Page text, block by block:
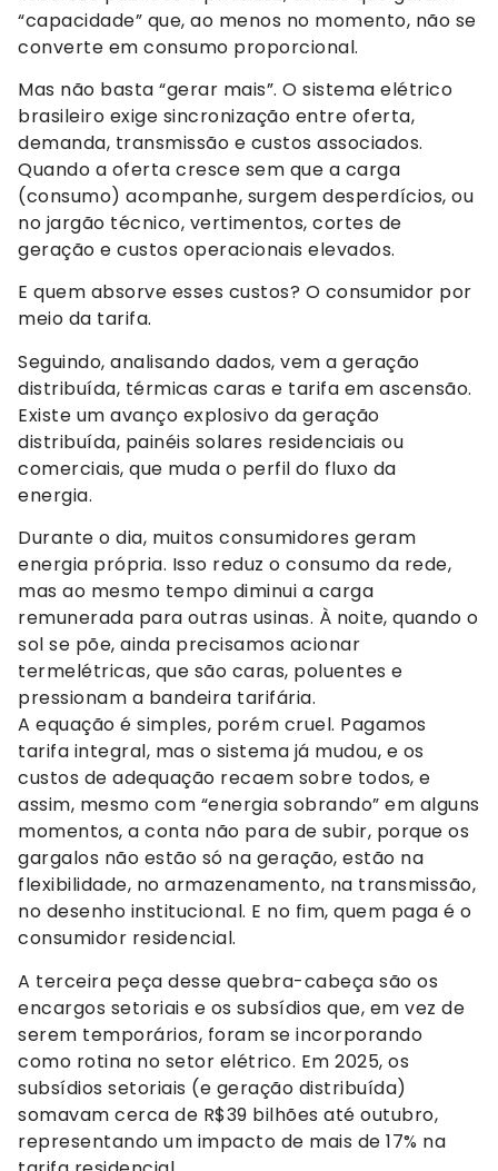
“capacidade” que, ao menos no momento, não se
converte em consumo proporcional.
Mas não basta “gerar mais”. O sistema elétrico
brasileiro exige sincronização entre oferta,
demanda, transmissão e custos associados.
Quando a oferta cresce sem que a carga
(consumo) acompanhe, surgem desperdícios, ou
no jargão técnico, vertimentos, cortes de
geração e custos operacionais elevados.
E quem absorve esses custos? O consumidor por
meio da tarifa.
Seguindo, analisando dados, vem a geração
distribuída, térmicas caras e tarifa em ascensão.
Existe um avanço explosivo da geração
distribuída, painéis solares residenciais ou
comerciais, que muda o perfil do fluxo da
energia.
Durante o dia, muitos consumidores geram
energia própria. Isso reduz o consumo da rede,
mas ao mesmo tempo diminui a carga
remunerada para outras usinas. À noite, quando o
sol se põe, ainda precisamos acionar
termelétricas, que são caras, poluentes e
pressionam a bandeira tarifária.
A equação é simples, porém cruel. Pagamos
tarifa integral, mas o sistema já mudou, e os
custos de adequação recaem sobre todos, e
assim, mesmo com “energia sobrando” em alguns
momentos, a conta não para de subir, porque os
gargalos não estão só na geração, estão na
flexibilidade, no armazenamento, na transmissão,
no desenho institucional. E no fim, quem paga é o
consumidor residencial.
A terceira peça desse quebra-cabeça são os
encargos setoriais e os subsídios que, em vez de
serem temporários, foram se incorporando
como rotina no setor elétrico. Em 2025, os
subsídios setoriais (e geração distribuída)
somavam cerca de R$39 bilhões até outubro,
representando um impacto de mais de 17% na